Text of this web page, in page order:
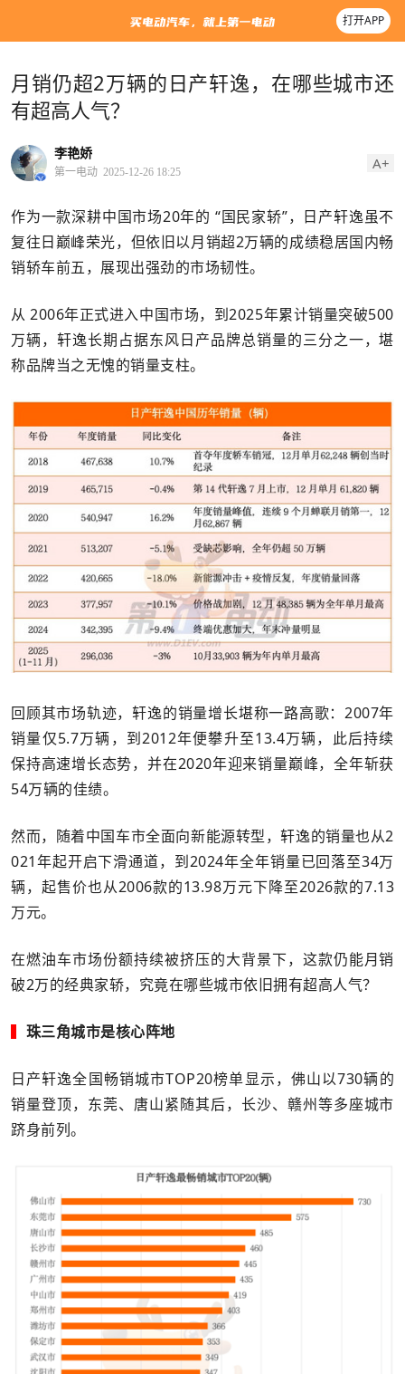
打开APP
月销仍超2万辆的日产轩逸，在哪些城市还
有超高人气？
李艳娇
第一电动 2025-12-26 18:25 A+
作为一款深耕中国市场20年的 “国民家轿”，日产轩逸虽不
复往日巅峰荣光，但依旧以月销超2万辆的成绩稳居国内畅
销轿车前五，展现出强劲的市场韧性。
从 2006年正式进入中国市场，到2025年累计销量突破500
万辆，轩逸长期占据东风日产品牌总销量的三分之一，堪
称品牌当之无愧的销量支柱。
回顾其市场轨迹，轩逸的销量增长堪称一路高歌：2007年
销量仅5.7万辆，到2012年便攀升至13.4万辆，此后持续
保持高速增长态势，并在2020年迎来销量巅峰，全年斩获
54万辆的佳绩。
然而，随着中国车市全面向新能源转型，轩逸的销量也从2
021年起开启下滑通道，到2024年全年销量已回落至34万
辆，起售价也从2006款的13.98万元下降至2026款的7.13
万元。
在燃油车市场份额持续被挤压的大背景下，这款仍能月销
破2万的经典家轿，究竟在哪些城市依旧拥有超高人气？
珠三角城市是核心阵地
日产轩逸全国畅销城市TOP20榜单显示，佛山以730辆的
销量登顶，东莞、唐山紧随其后，长沙、赣州等多座城市
跻身前列。